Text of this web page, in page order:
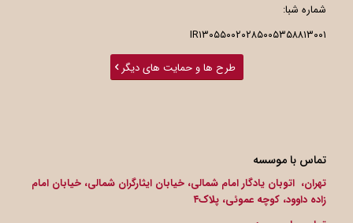
شماره شبا:
IR۱۳۰۵۵۰۰۲۰۲۸۵۰۰۵۳۵۸۸۱۳۰۰۱
طرح ها و حمایت های دیگر
تماس با موسسه
تهران، اتوبان یادگار امام شمالی، خیابان ایثارگران شمالی، خیابان امام
زاده داوود، کوچه عموئی، پلاک۴